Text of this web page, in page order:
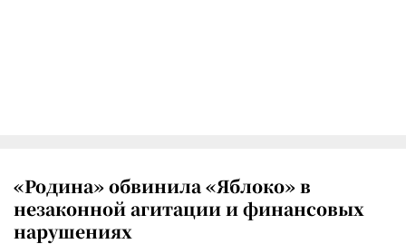
«Родина» обвинила «Яблоко» в
незаконной агитации и финансовых
нарушениях